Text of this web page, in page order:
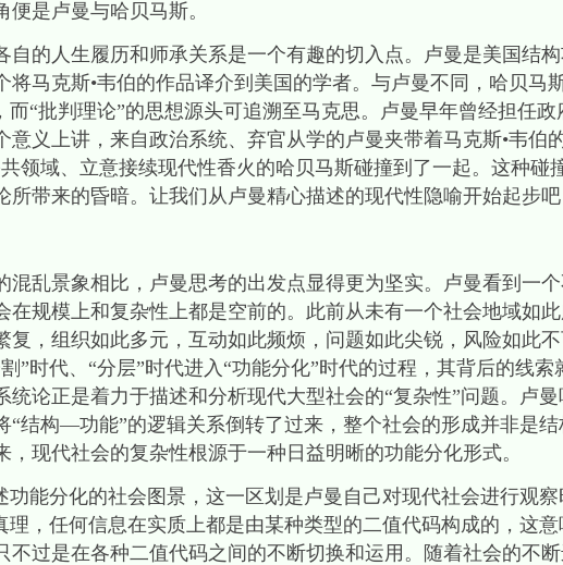
是卢曼与哈贝马斯。
自的人生履历和师承关系是一个有趣的切入点。卢曼是美国结
马克斯•韦伯的作品译介到美国的学者。与卢曼不同，哈贝马
“批判理论”的思想源头可追溯至马克思。卢曼早年曾经担任政
义上讲，来自政治系统、弃官从学的卢曼夹带着马克斯•韦伯
领域、立意接续现代性香火的哈贝马斯碰撞到了一起。这种碰
带来的昏暗。让我们从卢曼精心描述的现代性隐喻开始起步吧
混乱景象相比，卢曼思考的出发点显得更为坚实。卢曼看到一
规模上和复杂性上都是空前的。此前从未有一个社会地域如
复，组织如此多元，互动如此频烦，问题如此尖锐，风险如此
”时代、“分层”时代进入“功能分化”时代的过程，其背后的线索
论正是着力于描述和分析现代大型社会的“复杂性”问题。卢曼
“结构—功能”的逻辑关系倒转了过来，整个社会的形成并非是
现代社会的复杂性根源于一种日益明晰的功能分化形式。
功能分化的社会图景，这一区划是卢曼自己对现代社会进行观察
理，任何信息在实质上都是由某种类型的二值代码构成的，这
不过是在各种二值代码之间的不断切换和运用。随着社会的不